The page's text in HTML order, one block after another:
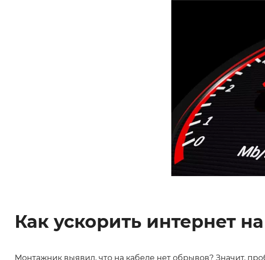
Как ускорить интернет
Монтажник выявил, что на кабеле нет обрывов? Значит,